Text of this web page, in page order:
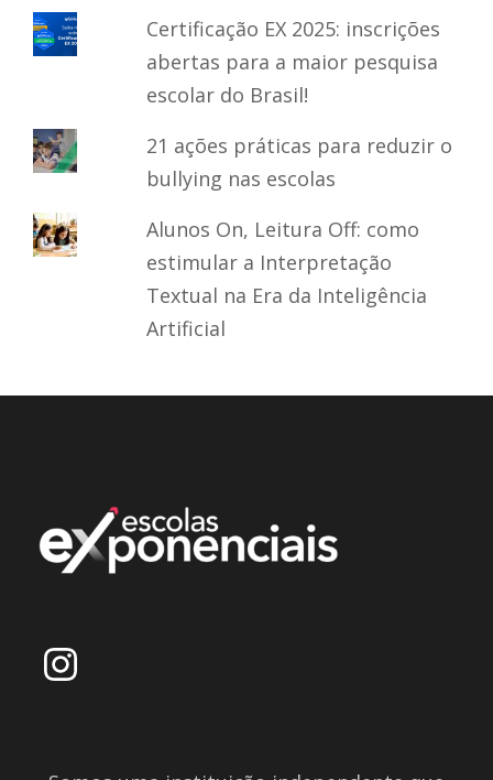
Certificação EX 2025: inscrições
abertas para a maior pesquisa
escolar do Brasil!
21 ações práticas para reduzir o
bullying nas escolas
Alunos On, Leitura Off: como
estimular a Interpretação
Textual na Era da Inteligência
Artificial